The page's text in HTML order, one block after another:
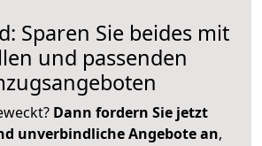
Sparen Sie beides mit
und passenden
Dann fordern Sie jetzt
unverbindliche Angebote an,